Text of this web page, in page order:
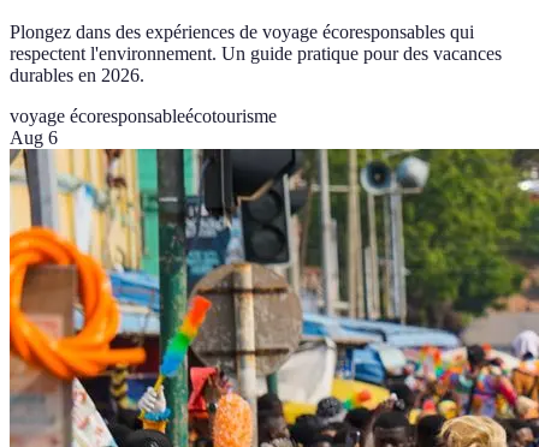
Plongez dans des expériences de voyage écoresponsables qui
respectent l'environnement. Un guide pratique pour des vacances
durables en 2026.
voyage écoresponsableécotourisme
Aug 6